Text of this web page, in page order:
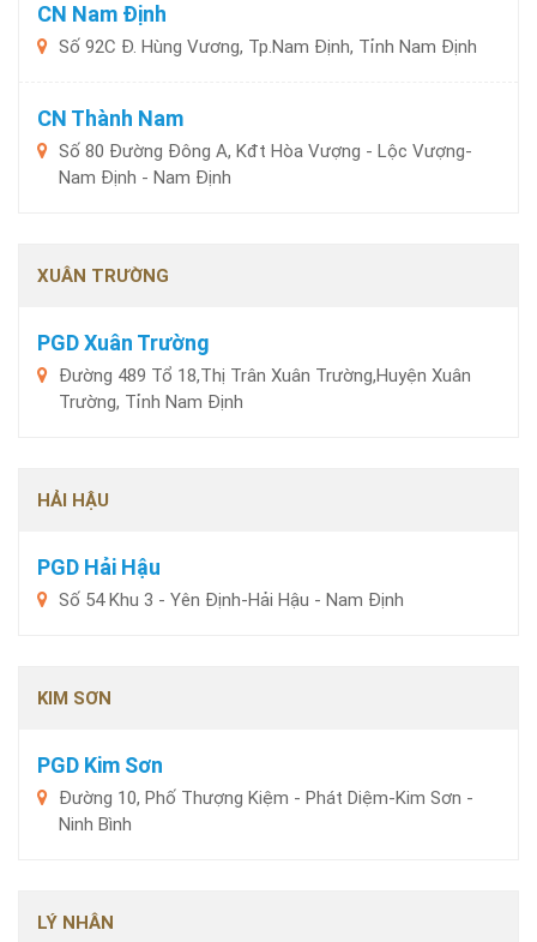
CN Nam Định
Số 92C Đ. Hùng Vương, Tp.Nam Định, Tỉnh Nam Định
CN Thành Nam
Số 80 Đường Đông A, Kđt Hòa Vượng - Lộc Vượng-
Nam Định - Nam Định
XUÂN TRƯỜNG
PGD Xuân Trường
Đường 489 Tổ 18,Thị Trân Xuân Trường,Huyện Xuân
Trường, Tỉnh Nam Định
HẢI HẬU
PGD Hải Hậu
Số 54 Khu 3 - Yên Định-Hải Hậu - Nam Định
KIM SƠN
PGD Kim Sơn
Đường 10, Phố Thượng Kiệm - Phát Diệm-Kim Sơn -
Ninh Bình
LÝ NHÂN